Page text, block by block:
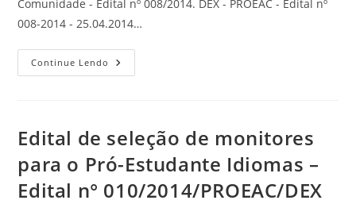
Comunidade - Edital nº 008/2014. DEX - PROEAC - Edital nº
008-2014 - 25.04.2014…
Continue Lendo
Edital de seleção de monitores
para o Pró-Estudante Idiomas –
Edital n° 010/2014/PROEAC/DEX